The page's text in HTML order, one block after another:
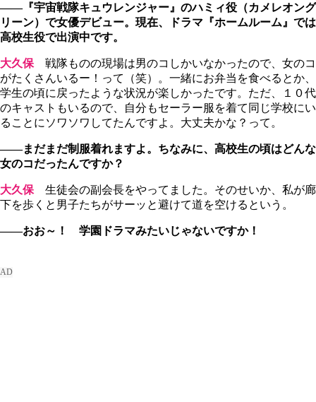
――『宇宙戦隊キュウレンジャー』のハミィ役（カメレオング
リーン）で女優デビュー。現在、ドラマ『ホームルーム』では
高校生役で出演中です。
大久保 戦隊ものの現場は男のコしかいなかったので、女のコ
がたくさんいるー！って（笑）。一緒にお弁当を食べるとか、
学生の頃に戻ったような状況が楽しかったです。ただ、１０代
のキャストもいるので、自分もセーラー服を着て同じ学校にい
ることにソワソワしてたんですよ。大丈夫かな？って。
――まだまだ制服着れますよ。ちなみに、高校生の頃はどんな
女のコだったんですか？
大久保 生徒会の副会長をやってました。そのせいか、私が廊
下を歩くと男子たちがサーッと避けて道を空けるという。
――おお～！ 学園ドラマみたいじゃないですか！